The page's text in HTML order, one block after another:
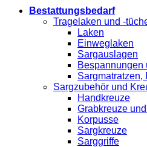
Bestattungsbedarf
Tragelaken und -
Laken
Einweglaken
Sargauslagen
Bespannungen
Sargzubehör und
Handkreuze
Grabkreuze
Korpusse
Sargkreuze
Sarggriffe